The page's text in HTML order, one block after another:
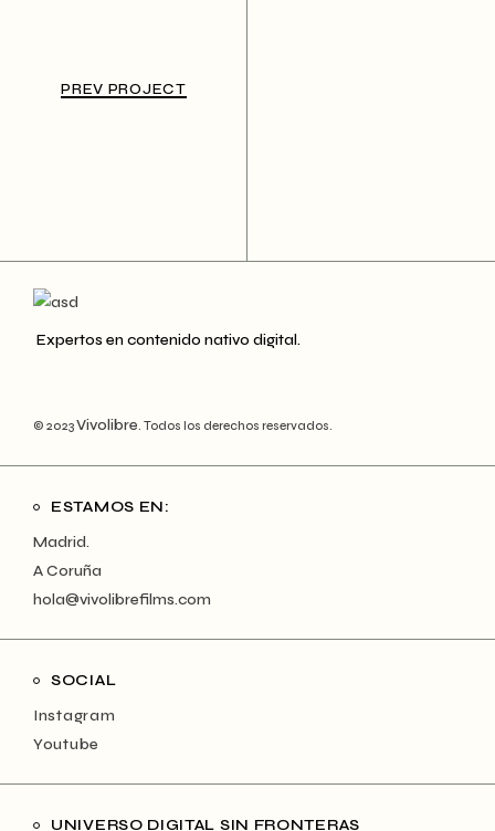
PREV PROJECT
Expertos en contenido nativo digital.
© 2023Vivolibre . Todos los derechos reservados.
ESTAMOS EN:
Madrid.
A Coruña
hola@vivolibrefilms.com
SOCIAL
Instagram
Youtube
UNIVERSO DIGITAL SIN FRONTERAS